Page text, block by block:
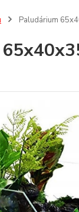
Paludárium